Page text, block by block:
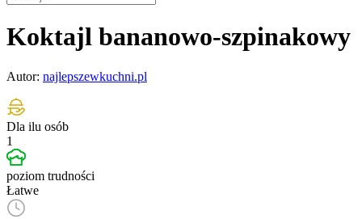
Koktajl bananowo-szpinakowy
Autor: najlepszewkuchni.pl
Dla ilu osób
1
poziom trudności
Łatwe